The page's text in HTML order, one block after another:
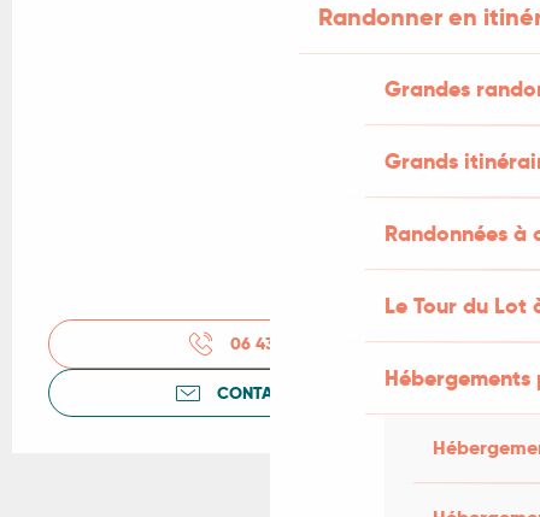
Randonner en
Grandes
Grands
Randonnées
Le Tour du Lot
06 43 61 07
CONTACTEZ-NOUS